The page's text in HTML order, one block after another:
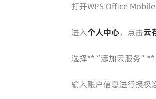
打开WPS Office Mobile
进入个人中心，点击云
选择**“添加云服务”**
输入账户信息进行授权